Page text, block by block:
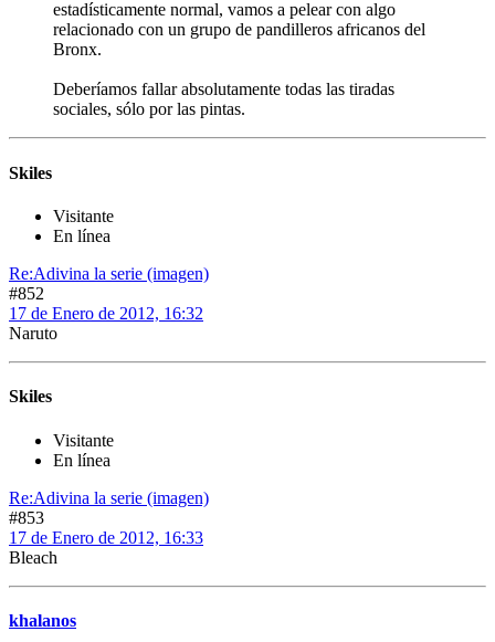
estadísticamente normal, vamos a pelear con algo
relacionado con un grupo de pandilleros africanos del
Bronx.
Deberíamos fallar absolutamente todas las tiradas
sociales, sólo por las pintas.
Skiles
Visitante
En línea
Re:Adivina la serie (imagen)
#852
17 de Enero de 2012, 16:32
Naruto
Skiles
Visitante
En línea
Re:Adivina la serie (imagen)
#853
17 de Enero de 2012, 16:33
Bleach
khalanos